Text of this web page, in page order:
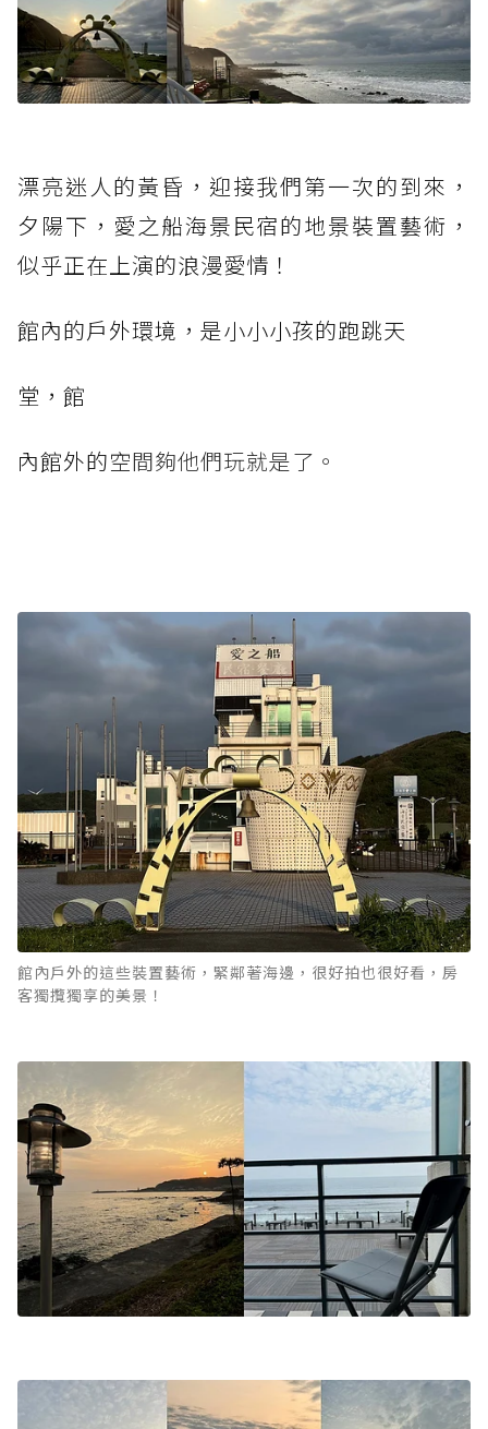
漂亮迷人的黃昏，迎接我們第一次的到來，
夕陽下，愛之船海景民宿的地景裝置藝術，
似乎正在上演的浪漫愛情！
館內的戶外環境，是小小小孩的跑跳天
堂，館
內館外的空間夠他們玩就是了。
館內戶外的這些裝置藝術，緊鄰著海邊，很好拍也很好看，房
客獨攬獨享的美景！